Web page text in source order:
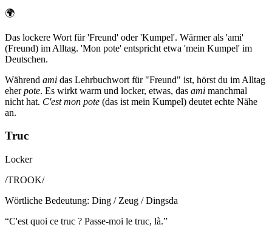
🌍
Das lockere Wort für 'Freund' oder 'Kumpel'. Wärmer als 'ami'
(Freund) im Alltag. 'Mon pote' entspricht etwa 'mein Kumpel' im
Deutschen.
Während ami das Lehrbuchwort für "Freund" ist, hörst du im Alltag
eherpote. Es wirkt warm und locker, etwas, das ami manchmal
nicht hat. C'est mon pote (das ist mein Kumpel) deutet echte Nähe
an.
Truc
Locker
/TROOK/
Wörtliche Bedeutung: Ding / Zeug / Dingsda
“C'est quoi ce truc ? Passe-moi le truc, là.”